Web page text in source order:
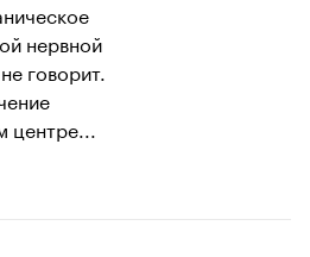
нервной
говорит.
центре...